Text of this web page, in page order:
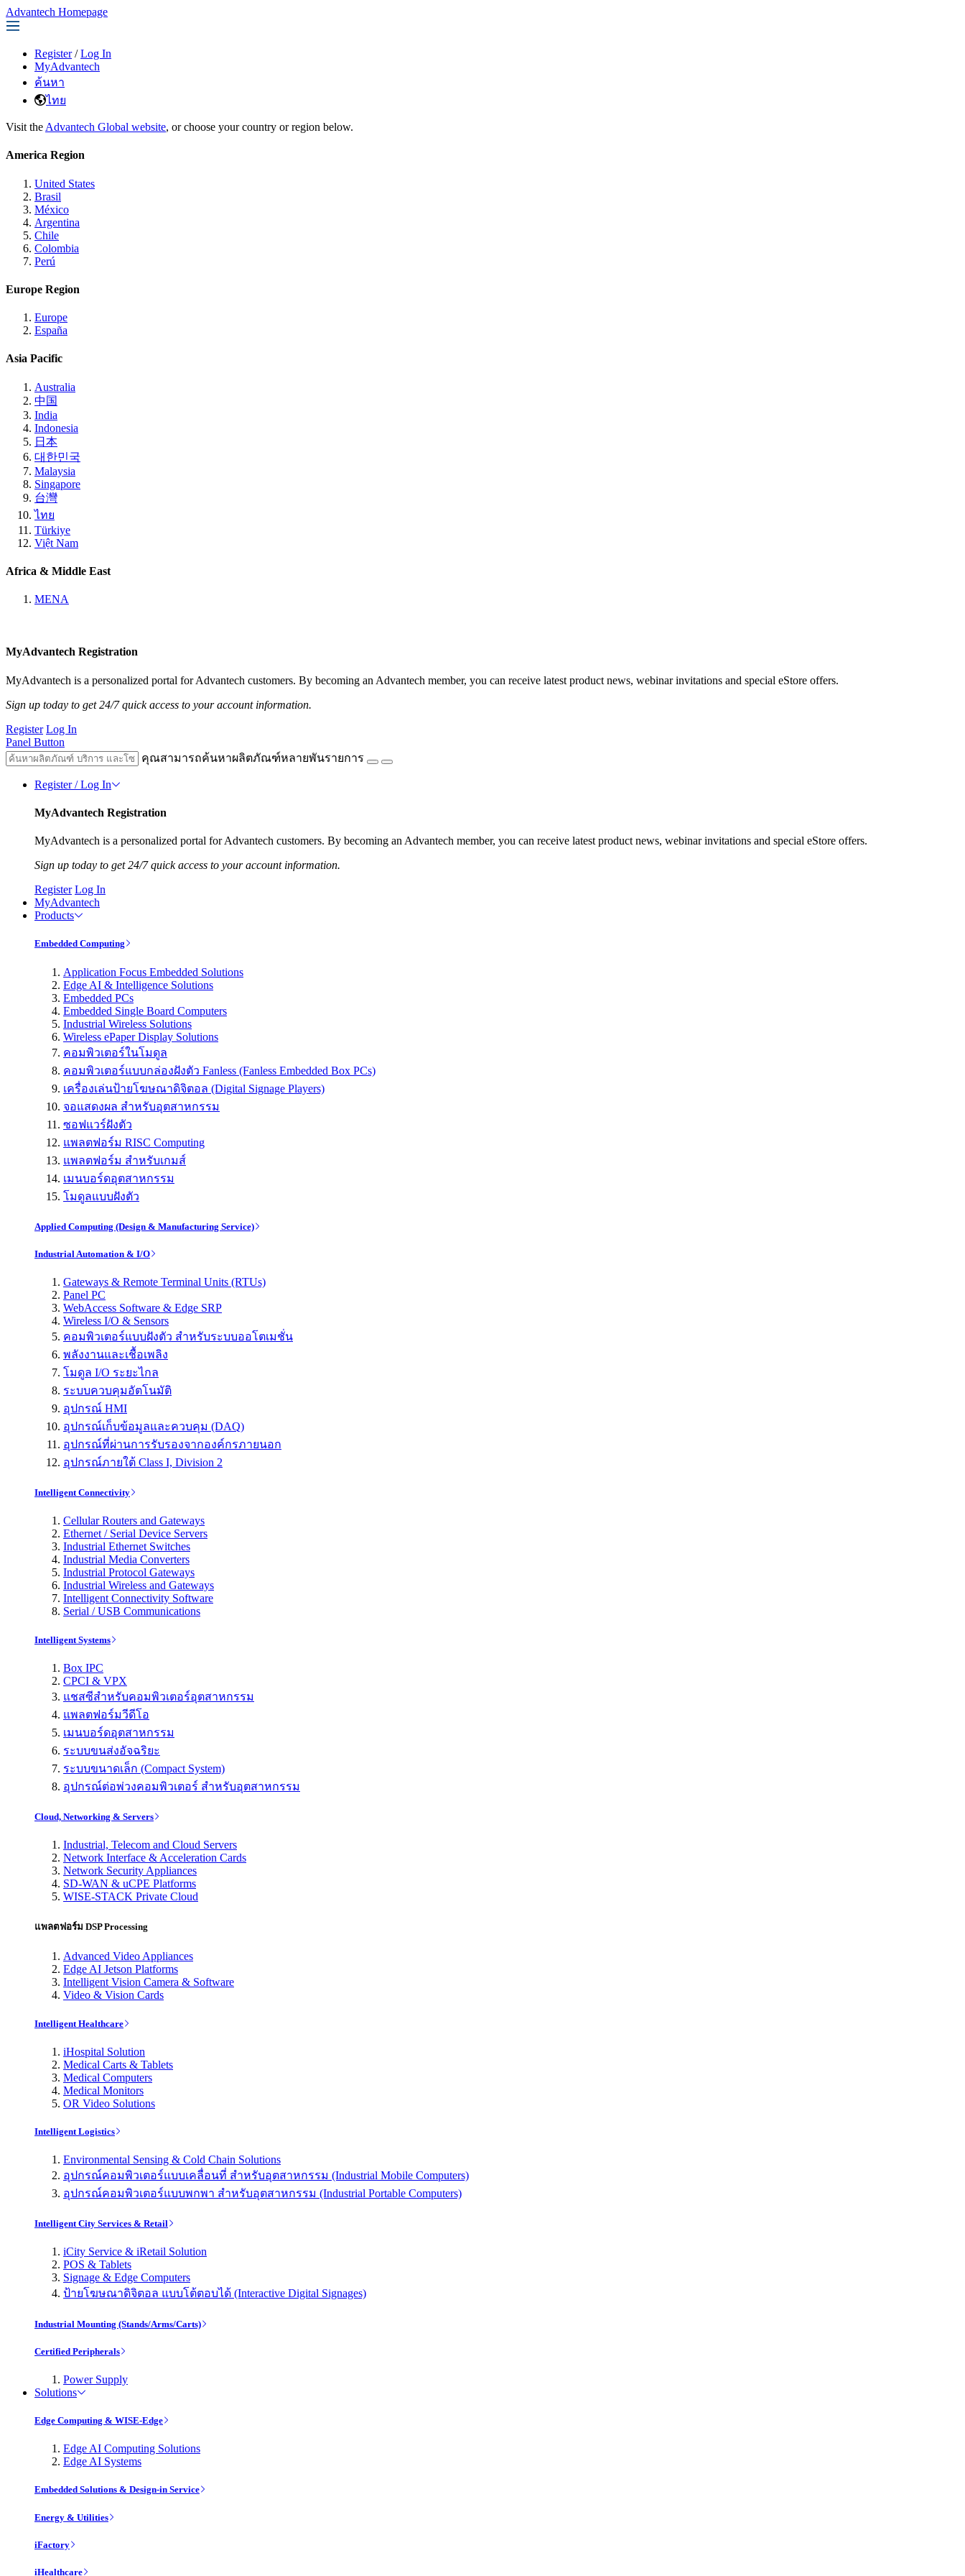
Advantech Homepage
Register / Log In
MyAdvantech
ค้นหา
ไทย
Visit the Advantech Global website, or choose your country or region below.
America Region
United States
Brasil
México
Argentina
Chile
Colombia
Perú
Europe Region
Europe
España
Asia Pacific
Australia
中国
India
Indonesia
日本
대한민국
Malaysia
Singapore
台灣
ไทย
Türkiye
Việt Nam
Africa & Middle East
MENA
MyAdvantech Registration
MyAdvantech is a personalized portal for Advantech customers. By becoming an Advantech member, you can receive latest product news, webinar invitations and special eStore offers.
Sign up today to get 24/7 quick access to your account information.
Register Log In
Panel Button
คุณสามารถค้นหาผลิตภัณฑ์หลายพันรายการ
Register / Log In
MyAdvantech Registration
MyAdvantech is a personalized portal for Advantech customers. By becoming an Advantech member, you can receive latest product news, webinar invitations and special eStore offers.
Sign up today to get 24/7 quick access to your account information.
Register Log In
MyAdvantech
Products
Embedded Computing
Application Focus Embedded Solutions
Edge AI & Intelligence Solutions
Embedded PCs
Embedded Single Board Computers
Industrial Wireless Solutions
Wireless ePaper Display Solutions
คอมพิวเตอร์ในโมดูล
คอมพิวเตอร์แบบกล่องฝังตัว Fanless (Fanless Embedded Box PCs)
เครื่องเล่นป้ายโฆษณาดิจิตอล (Digital Signage Players)
จอแสดงผล สำหรับอุตสาหกรรม
ซอฟแวร์ฝังตัว
แพลตฟอร์ม RISC Computing
แพลตฟอร์ม สำหรับเกมส์
เมนบอร์ดอุตสาหกรรม
โมดูลแบบฝังตัว
Applied Computing (Design & Manufacturing Service)
Industrial Automation & I/O
Gateways & Remote Terminal Units (RTUs)
Panel PC
WebAccess Software & Edge SRP
Wireless I/O & Sensors
คอมพิวเตอร์แบบฝังตัว สำหรับระบบออโตเมชั่น
พลังงานและเชื้อเพลิง
โมดูล I/O ระยะไกล
ระบบควบคุมอัตโนมัติ
อุปกรณ์ HMI
อุปกรณ์เก็บข้อมูลและควบคุม (DAQ)
อุปกรณ์ที่ผ่านการรับรองจากองค์กรภายนอก
อุปกรณ์ภายใต้ Class I, Division 2
Intelligent Connectivity
Cellular Routers and Gateways
Ethernet / Serial Device Servers
Industrial Ethernet Switches
Industrial Media Converters
Industrial Protocol Gateways
Industrial Wireless and Gateways
Intelligent Connectivity Software
Serial / USB Communications
Intelligent Systems
Box IPC
CPCI & VPX
แชสซีสำหรับคอมพิวเตอร์อุตสาหกรรม
แพลตฟอร์มวีดีโอ
เมนบอร์ดอุตสาหกรรม
ระบบขนส่งอัจฉริยะ
ระบบขนาดเล็ก (Compact System)
อุปกรณ์ต่อพ่วงคอมพิวเตอร์ สำหรับอุตสาหกรรม
Cloud, Networking & Servers
Industrial, Telecom and Cloud Servers
Network Interface & Acceleration Cards
Network Security Appliances
SD-WAN & uCPE Platforms
WISE-STACK Private Cloud
แพลตฟอร์ม DSP Processing
Advanced Video Appliances
Edge AI Jetson Platforms
Intelligent Vision Camera & Software
Video & Vision Cards
Intelligent Healthcare
iHospital Solution
Medical Carts & Tablets
Medical Computers
Medical Monitors
OR Video Solutions
Intelligent Logistics
Environmental Sensing & Cold Chain Solutions
อุปกรณ์คอมพิวเตอร์แบบเคลื่อนที่ สำหรับอุตสาหกรรม (Industrial Mobile Computers)
อุปกรณ์คอมพิวเตอร์แบบพกพา สำหรับอุตสาหกรรม (Industrial Portable Computers)
Intelligent City Services & Retail
iCity Service & iRetail Solution
POS & Tablets
Signage & Edge Computers
ป้ายโฆษณาดิจิตอล แบบโต้ตอบได้ (Interactive Digital Signages)
Industrial Mounting (Stands/Arms/Carts)
Certified Peripherals
Power Supply
Solutions
Edge Computing & WISE-Edge
Edge AI Computing Solutions
Edge AI Systems
Embedded Solutions & Design-in Service
Energy & Utilities
iFactory
iHealthcare